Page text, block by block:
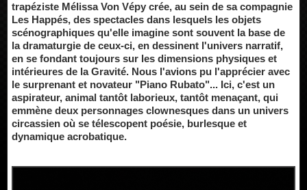
trapéziste Mélissa Von Vépy crée, au sein de sa compagnie
Les Happés, des spectacles dans lesquels les objets
scénographiques qu'elle imagine sont souvent la base de
la dramaturgie de ceux-ci, en dessinent l'univers narratif,
en se fondant toujours sur les dimensions physiques et
intérieures de la Gravité. Nous l'avions pu l'apprécier avec
le surprenant et novateur "Piano Rubato"... Ici, c'est un
aspirateur, animal tantôt laborieux, tantôt menaçant, qui
emmène deux personnages clownesques dans un univers
circassien où se télescopent poésie, burlesque et
dynamique acrobatique.